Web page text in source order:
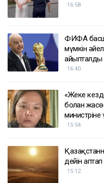
ҚАЗІР ОҚЫЛЫП ЖАТЫР
Желіде
мүмкін
айыпталды